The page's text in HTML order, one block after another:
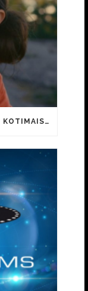
JUSSI-EHDOKKAAT VUODEN 2014 KOTIMAISISTA ELOKUVISTA JULKAISTU